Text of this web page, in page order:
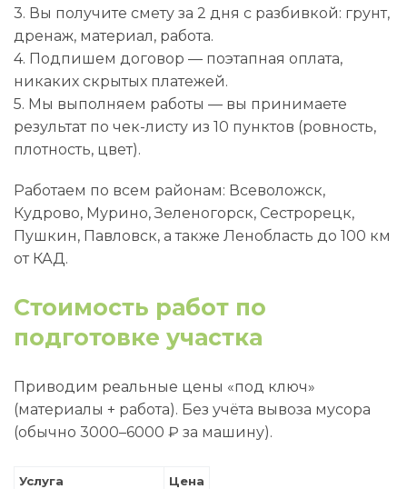
3. Вы получите смету за 2 дня с разбивкой: грунт,
дренаж, материал, работа.
4. Подпишем договор — поэтапная оплата,
никаких скрытых платежей.
5. Мы выполняем работы — вы принимаете
результат по чек-листу из 10 пунктов (ровность,
плотность, цвет).
Работаем по всем районам: Всеволожск,
Кудрово, Мурино, Зеленогорск, Сестрорецк,
Пушкин, Павловск, а также Ленобласть до 100 км
от КАД.
Стоимость работ по
подготовке участка
Приводим реальные цены «под ключ»
(материалы + работа). Без учёта вывоза мусора
(обычно 3000–6000 ₽ за машину).
Услуга
Цена